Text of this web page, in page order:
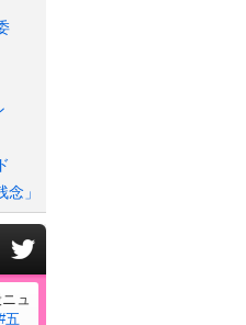
」
ュ
五